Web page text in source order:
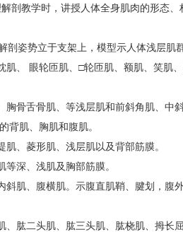
剖教学时，讲授人体全身肌肉的形态、
剖姿势立于支架上，模型示人体浅层肌
、 眼轮匝肌、□轮匝肌、额肌、笑肌
骨舌骨肌、等浅层肌和前斜角肌、中
背肌、胸肌和腹肌。
肌、菱形肌、浅层肌以及背部筋膜。
等深、浅肌及胸部筋膜。
斜肌、腹横肌。示腹直肌鞘、腱划，
、肱二头肌、肱三头肌、肱桡肌、拇长